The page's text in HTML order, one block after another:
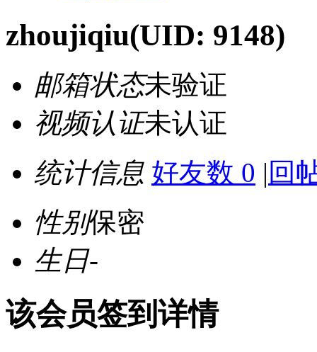
zhoujiqiu(UID: 9148)
邮箱状态未验证
视频认证未认证
统计信息 好友数 0 | 回
性别保密
生日-
该会员签到详情